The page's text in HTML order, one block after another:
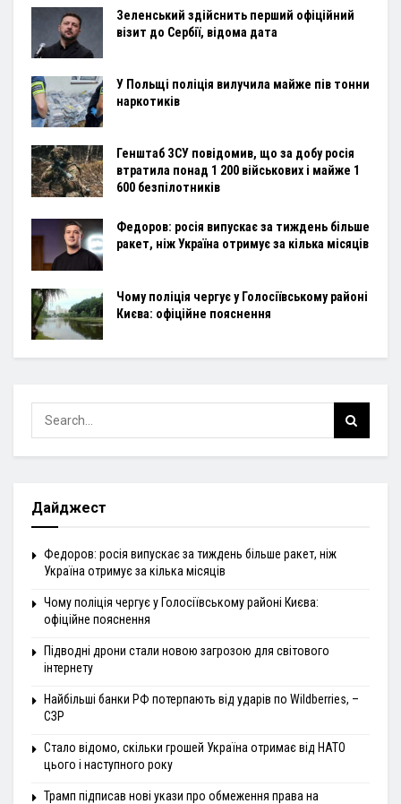
Зеленський здійснить перший офіційний
візит до Сербії, відома дата
У Польщі поліція вилучила майже пів тонни
наркотиків
Генштаб ЗСУ повідомив, що за добу росія
втратила понад 1 200 військових і майже 1
600 безпілотників
Федоров: росія випускає за тиждень більше
ракет, ніж Україна отримує за кілька місяців
Чому поліція чергує у Голосіївському районі
Києва: офіційне пояснення
Дайджест
Федоров: росія випускає за тиждень більше ракет, ніж
Україна отримує за кілька місяців
Чому поліція чергує у Голосіївському районі Києва:
офіційне пояснення
Підводні дрони стали новою загрозою для світового
інтернету
Найбільші банки РФ потерпають від ударів по Wildberries, –
СЗР
Стало відомо, скільки грошей Україна отримає від НАТО
цього і наступного року
Трамп підписав нові укази про обмеження права на